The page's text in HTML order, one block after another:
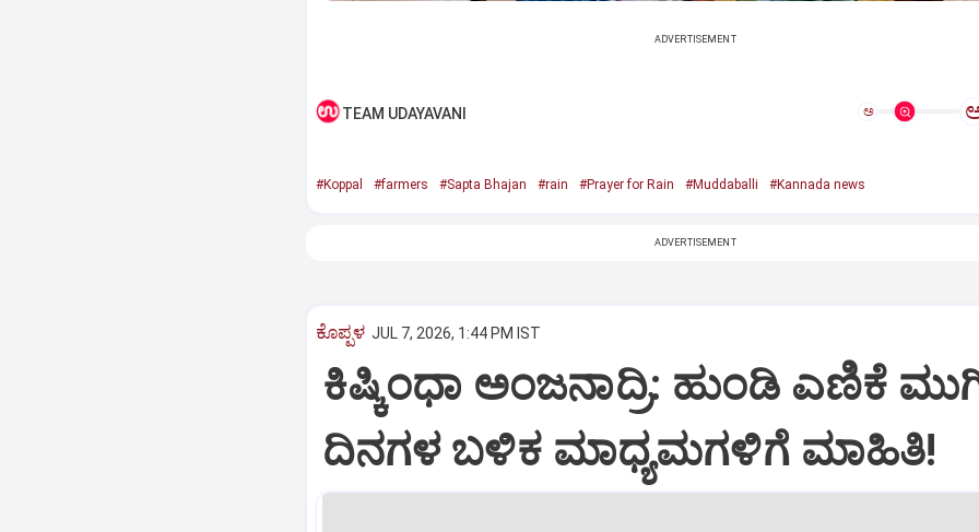
ADVERTISEMENT
TEAM UDAYAVANI ಅ
#Koppal #farmers #Sapta Bhajan #rain #Prayer for Rain #Muddaballi #Kannada news
ADVERTISEMENT
ಕೊಪ್ಪಳ JUL 7, 2026, 1:44 PM IST
ಕಿಷ್ಕಿಂಧಾ ಅಂಜನಾದ್ರಿ: ಹುಂಡಿ ಎಣಿಕೆ
ದಿನಗಳ ಬಳಿಕ ಮಾಧ್ಯಮಗಳಿಗೆ ಮಾಹಿತಿ!